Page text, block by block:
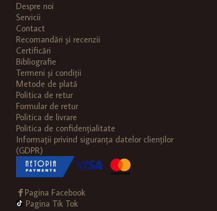
Despre noi
Servicii
Contact
Recomandări și recenzii
Certificări
Bibliografie
Termeni și condiții
Metode de plată
Politica de retur
Formular de retur
Politica de livrare
Politica de confidențialitate
Informații privind siguranța datelor clienților
(GDPR)
Pagina Facebook
Pagina Tik Tok